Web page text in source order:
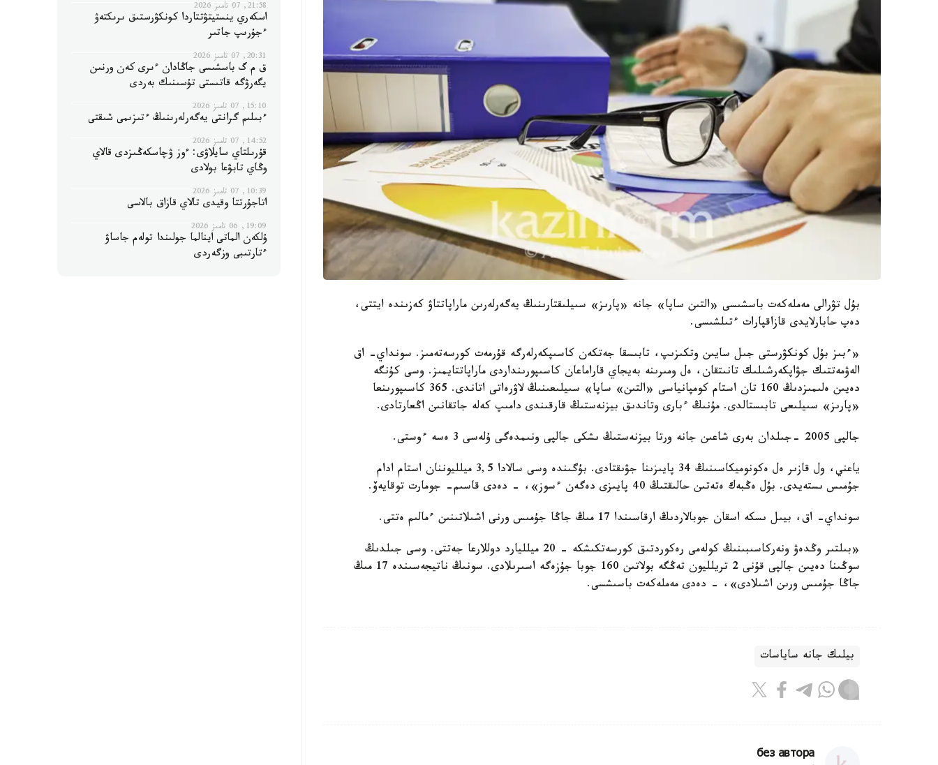
بۇل تۋرالى مەملەكەت باسشىسى «التىن ساپا» جانە «پارىز» سىيلىقتارىنىڭ يەگەرلەرىن ماراپاتتاۋ كەزىندە ايتتى،
دەپ حابارلايدى قازاقپارات ءتىلشىسى.
«ءبىز بۇل كونكۋرستى جىل سايىن وتكىزىپ، تابىسقا جەتكەن كاسىپكەرلەرگە قۇرمەت كورسەتەمىز. سونداي- اق
الەۋمەتتىك جۋاپكەرشىلىك تانىتقان، ەل ومىرىنە بەيجاي قاراماعان كاسىپورىنداردى ماراپاتتايمىز. وسى كۇنگە
دەيىن ەلىمىزدىڭ 160 تان استام كومپانياسى «التىن» ساپا» سىيلىعىنىڭ لاۋرەاتى اتاندى. 365 كاسىپورىنعا
«پارىز» سىيلىعى تابىستالدى. مۇنىڭ ءبارى وتاندىق بيزنەستىڭ قارقىندى دامىپ كەلە جاتقانىن اڭعارتادى.
جالپى 2005 -جىلدان بەرى شاعىن جانە ورتا بيزنەستىڭ ىشكى جالپى ونىمدەگى ۇلەسى 3 ەسە ءوستى.
ياعني، ول قازىر ەل ەكونوميكاسىنىڭ 34 پايىزىنا جۋىقتادى. بۇگىندە وسى سالادا 3,5 ميلليوننان استام ادام
جۇمىس ىستەيدى. بۇل ەڭبەك ەتەتىن حالىقتىڭ 40 پايىزى دەگەن ءسوز»، - دەدى قاسىم- جومارت توقايەۆ.
سونداي- اق، بيىل ىسكە اسقان جوبالاردىڭ ارقاسىندا 17 مىڭ جاڭا جۇمىس ورنى اشىلاتىنىن ءمالىم ەتتى.
«بىلتىر وڭدەۋ ونەركاسىبىنىڭ كولەمى رەكوردتىق كورسەتكىشكە - 20 ميلليارد دوللارعا جەتتى. وسى جىلدىڭ
سوڭىنا دەيىن جالپى قۇنى 2 تريلليون تەڭگە بولاتىن 160 جوبا جۇزەگە اسىرىلادى. سونىڭ ناتيجەسىندە 17 مىڭ
جاڭا جۇمىس ورىن اشىلادى»، - دەدى مەملەكەت باسىشسى.
بيلىك جانە ساياسات
без автора
21:58, 07 تامىز 2026
اسكەري ينستيتۋتتاردا كونكۋرستىق ىرىكتەۋ
ءجۇرىپ جاتىر
20:31, 07 تامىز 2026
ق م گ باسشىسى جاڭادان ءىرى كەن ورنىن
يگەرۋگە قاتىستى تۇسىنىك بەردى
15:10, 07 تامىز 2026
ءبىلىم گرانتى يەگەرلەرىنىڭ ءتىزىمى شىقتى
14:52, 07 تامىز 2026
قۇرىلتاي سايلاۋى: ءوز ۋچاسكەڭىزدى قالاي
وڭاي تابۋعا بولادى
10:39, 07 تامىز 2026
اتاجۇرتتا وقيدى تالاي قازاق بالاسى
19:09, 06 تامىز 2026
ۇلكەن الماتى اينالما جولىندا تولەم جاساۋ
ءتارتىبى وزگەردى